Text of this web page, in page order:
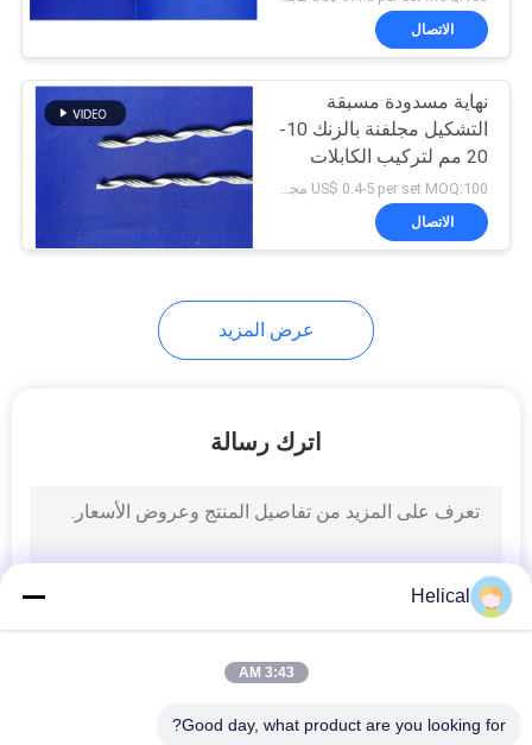
المشبك التوتر
المشكل مسبقا
التشكيل
6
الاتصال
نهاية مسدودة مسبقة
التشكيل مجلفنة بالزنك 10-
20 مم لتركيب الكابلات
US$ 0.4-5 per set MOQ:100 مجموعة
الاتصال
عرض المزيد
اترك رسالة
Helical
3:43 AM
Good day, what product are you looking for?